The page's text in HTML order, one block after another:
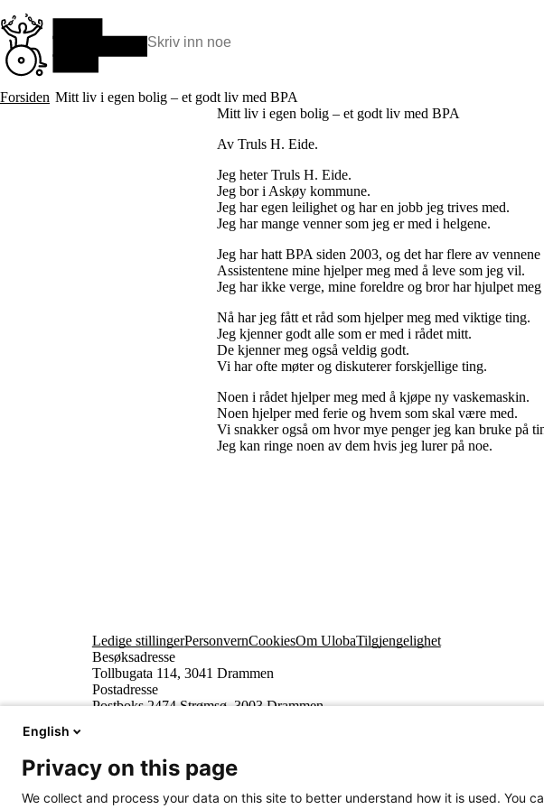
til
hovedinnhold
Søk:
Hva vi gjør
BPA – Borgerstyrt personlig assistanse
Bli medlem
Medlemsrådet
Selvsagt
Forsiden Mitt liv i egen bolig – et godt liv med BPA
Mitt liv i egen bolig – et godt liv med BPA
Av Truls H. Eide.
Jeg heter Truls H. Eide.
Jeg bor i Askøy kommune.
Jeg har egen leilighet og har en jobb jeg trives med.
Jeg har mange venner som jeg er med i helgene.
Jeg har hatt BPA siden 2003, og det har flere av vennene
Assistentene mine hjelper meg med å leve som jeg vil.
Jeg har ikke verge, mine foreldre og bror har hjulpet meg
Nå har jeg fått et råd som hjelper meg med viktige ting.
Jeg kjenner godt alle som er med i rådet mitt.
De kjenner meg også veldig godt.
Vi har ofte møter og diskuterer forskjellige ting.
Noen i rådet hjelper meg med å kjøpe ny vaskemaskin.
Noen hjelper med ferie og hvem som skal være med.
Vi snakker også om hvor mye penger jeg kan bruke på
Jeg kan ringe noen av dem hvis jeg lurer på noe.
Ledige stillingerPersonvernCookiesOm UlobaTilgjengelighet
Besøksadresse
Tollbugata 114, 3041 Drammen
Postadresse
Postboks 2474 Strømsø, 3003 Drammen
English
Privacy on this page
We collect and process your data on this site to better understand how it is used. You